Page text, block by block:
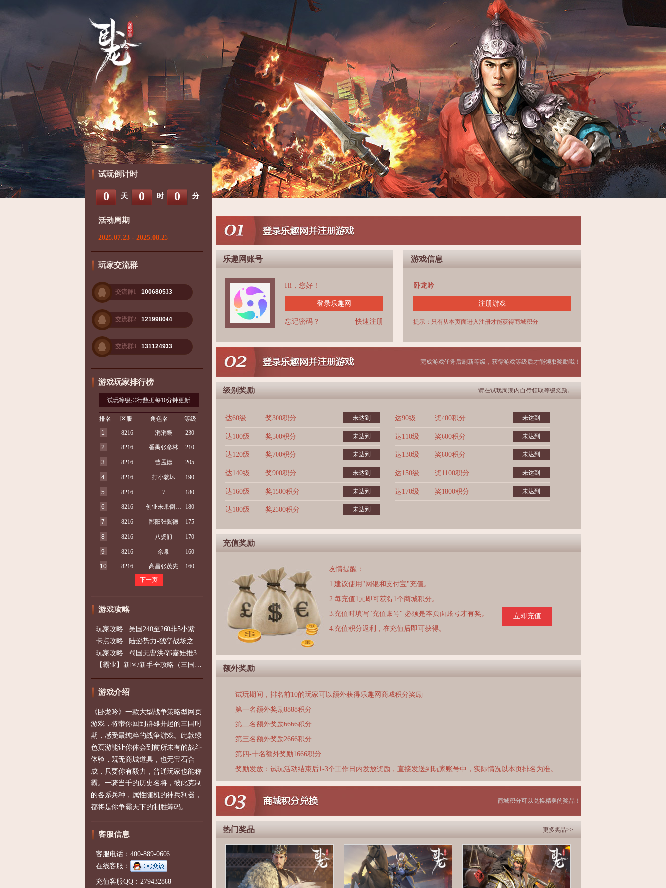
试玩倒计时
0 天 0 时 0 分
活动周期
2025.07.23 - 2025.08.23
玩家交流群
交流群1 100680533
交流群2 121998044
交流群3 131124933
游戏玩家排行榜
试玩等级排行数据每10分钟更新
排名 区服 角色名
等级
1
8216 消消樂 230
2 8216 番禺张彦林 210
3 8216 曹孟德 205
4 8216 打小就坏 190
5 8216 7 180
6 8216 创业未果倒b下海 180
7 8216 鄱阳张翼德 175
8 8216 八婆们 170
9 8216 余泉 160
10 8216 高昌张茂先
160
下一页
游戏攻略
玩家攻略 | 吴国240至260非5小紫过策免
卡点攻略 | 陆逊势力-猇亭战场之陆逊
玩家攻略 | 蜀国无曹洪/郭嘉娃推375级，
【霸业】新区/新手全攻略（三国通用）2
游戏介绍
《卧龙吟》一款大型战争策略型网页
游戏，将带你回到群雄并起的三国时
期，感受最纯粹的战争游戏。此款绿
色页游能让你体会到前所未有的战斗
体验，既无商城道具，也无宝石合
成，只要你有毅力，普通玩家也能称
霸。一骑当千的历史名将，彼此克制
的各系兵种，属性随机的神兵利器，
都将是你争霸天下的制胜筹码。
客服信息
客服电话：400-889-0606
在线客服：
充值客服QQ：279432888
乐趣网账号
Hi，您好！
登录乐趣网
快速注册
忘记密码？
游戏信息
卧龙吟
注册游戏
提示：只有从本页面进入注册才能获得商城积分
完成游戏任务后刷新等级，获得游戏等级后才能领取奖励哦！
级别奖励 请在试玩周期内自行领取等级奖励。
达60级 奖300积分 未达到 达90级 奖400积分 未达到
达100级 奖500积分 未达到 达110级 奖600积分 未达到
达120级 奖700积分 未达到 达130级 奖800积分 未达到
达140级 奖900积分 未达到 达150级 奖1100积分 未达到
达160级 奖1500积分 未达到 达170级 奖1800积分 未达到
达180级 奖2300积分 未达到
充值奖励
友情提醒：
1.建议使用"网银和支付宝"充值。
2.每充值1元即可获得1个商城积分。
3.充值时填写"充值账号" 必须是本页面账号才有奖。
4.充值积分返利，在充值后即可获得。
立即充值
额外奖励
试玩期间，排名前10的玩家可以额外获得乐趣网商城积分奖励
第一名额外奖励8888积分
第二名额外奖励6666积分
第三名额外奖励2666积分
第四-十名额外奖励1666积分
奖励发放：试玩活动结束后1-3个工作日内发放奖励，直接发送到玩家账号中，实际情况以本页排名为准。
商城积分可以兑换精美的奖品！
热门奖品 更多奖品>>